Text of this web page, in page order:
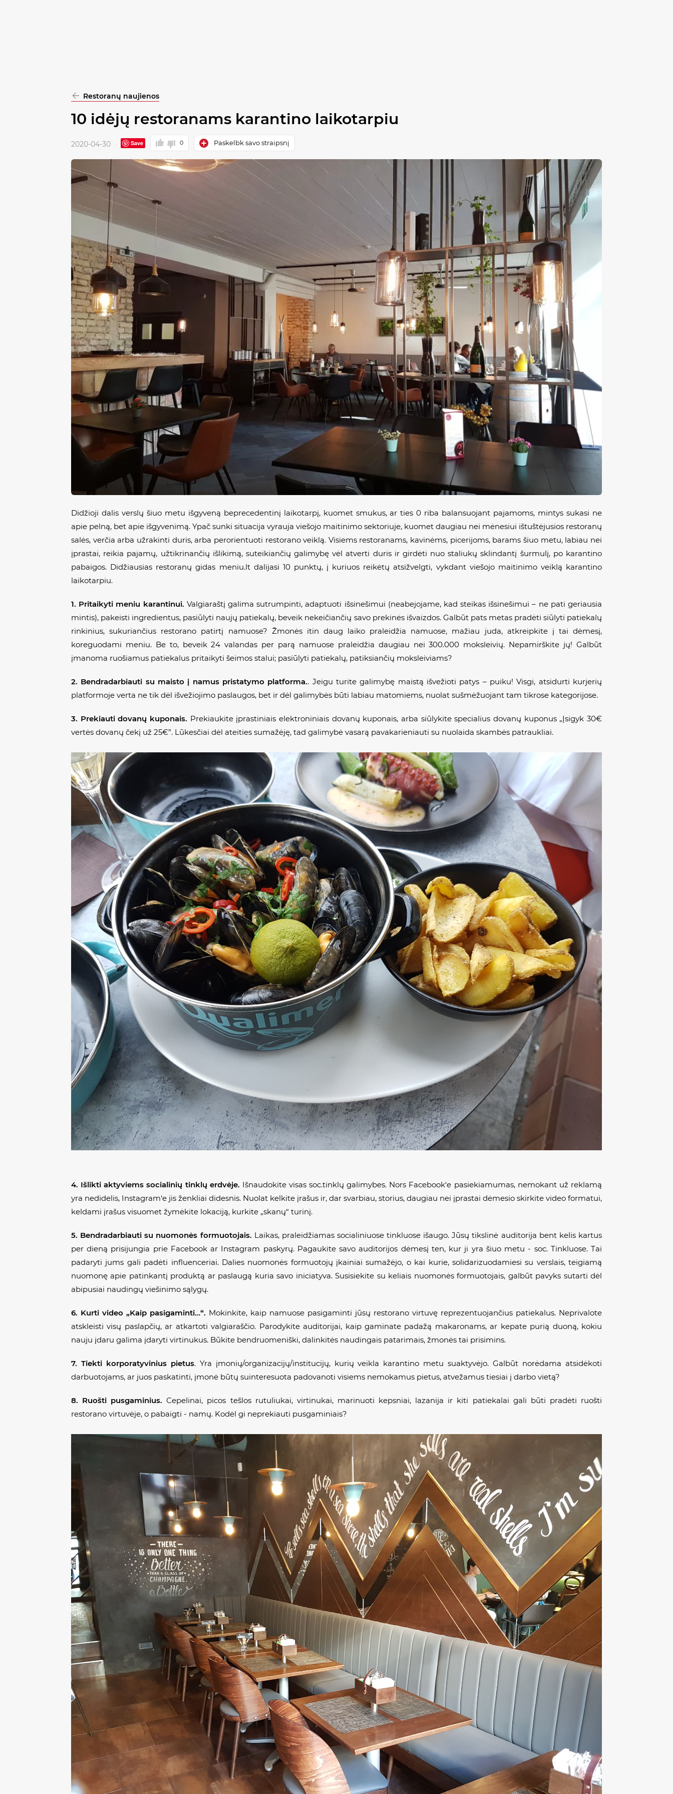
Restoranų naujienos
10 idėjų restoranams karantino laikotarpiu
2020-04-30 Save 0 Paskelbk savo straipsnį
Didžioji dalis verslų šiuo metu išgyveną beprecedentinį laikotarpį, kuomet smukus, ar ties 0 riba balansuojant pajamoms, mintys sukasi ne
apie pelną, bet apie išgyvenimą. Ypač sunki situacija vyrauja viešojo maitinimo sektoriuje, kuomet daugiau nei mėnesiui ištuštėjusios restoranų
salės, verčia arba užrakinti duris, arba perorientuoti restorano veiklą. Visiems restoranams, kavinėms, picerijoms, barams šiuo metu, labiau nei
įprastai, reikia pajamų, užtikrinančių išlikimą, suteikiančių galimybę vėl atverti duris ir girdėti nuo staliukų sklindantį šurmulį, po karantino
pabaigos. Didžiausias restoranų gidas meniu.lt dalijasi 10 punktų, į kuriuos reikėtų atsižvelgti, vykdant viešojo maitinimo veiklą karantino
laikotarpiu.
1. Pritaikyti meniu karantinui. Valgiaraštį galima sutrumpinti, adaptuoti išsinešimui (neabejojame, kad steikas išsinešimui – ne pati geriausia
mintis), pakeisti ingredientus, pasiūlyti naujų patiekalų, beveik nekeičiančių savo prekinės išvaizdos. Galbūt pats metas pradėti siūlyti patiekalų
rinkinius, sukuriančius restorano patirtį namuose? Žmonės itin daug laiko praleidžia namuose, mažiau juda, atkreipkite į tai dėmesį,
koreguodami meniu. Be to, beveik 24 valandas per parą namuose praleidžia daugiau nei 300.000 moksleivių. Nepamirškite jų! Galbūt
įmanoma ruošiamus patiekalus pritaikyti šeimos stalui; pasiūlyti patiekalų, patiksiančių moksleiviams?
2. Bendradarbiauti su maisto į namus pristatymo platforma.. Jeigu turite galimybę maistą išvežioti patys – puiku! Visgi, atsidurti kurjerių
platformoje verta ne tik dėl išvežiojimo paslaugos, bet ir dėl galimybės būti labiau matomiems, nuolat sušmėžuojant tam tikrose kategorijose.
3. Prekiauti dovanų kuponais. Prekiaukite įprastiniais elektroniniais dovanų kuponais, arba siūlykite specialius dovanų kuponus „Įsigyk 30€
vertės dovanų čekį už 25€”. Lūkesčiai dėl ateities sumažėję, tad galimybė vasarą pavakarieniauti su nuolaida skambės patraukliai.
4. Išlikti aktyviems socialinių tinklų erdvėje. Išnaudokite visas soc.tinklų galimybes. Nors Facebook‘e pasiekiamumas, nemokant už reklamą
yra nedidelis, Instagram‘e jis ženkliai didesnis. Nuolat kelkite įrašus ir, dar svarbiau, storius, daugiau nei įprastai dėmesio skirkite video formatui,
keldami įrašus visuomet žymėkite lokaciją, kurkite „skanų“ turinį.
5. Bendradarbiauti su nuomonės formuotojais. Laikas, praleidžiamas socialiniuose tinkluose išaugo. Jūsų tikslinė auditorija bent kelis kartus
per dieną prisijungia prie Facebook ar Instagram paskyrų. Pagaukite savo auditorijos dėmesį ten, kur ji yra šiuo metu - soc. Tinkluose. Tai
padaryti jums gali padėti influenceriai. Dalies nuomonės formuotojų įkainiai sumažėjo, o kai kurie, solidarizuodamiesi su verslais, teigiamą
nuomonę apie patinkantį produktą ar paslaugą kuria savo iniciatyva. Susisiekite su keliais nuomonės formuotojais, galbūt pavyks sutarti dėl
abipusiai naudingų viešinimo sąlygų.
6. Kurti video „Kaip pasigaminti…“. Mokinkite, kaip namuose pasigaminti jūsų restorano virtuvę reprezentuojančius patiekalus. Neprivalote
atskleisti visų paslapčių, ar atkartoti valgiaraščio. Parodykite auditorijai, kaip gaminate padažą makaronams, ar kepate purią duoną, kokiu
nauju įdaru galima įdaryti virtinukus. Būkite bendruomeniški, dalinkitės naudingais patarimais, žmonės tai prisimins.
7. Tiekti korporatyvinius pietus. Yra įmonių/organizacijų/institucijų, kurių veikla karantino metu suaktyvėjo. Galbūt norėdama atsidėkoti
darbuotojams, ar juos paskatinti, įmonė būtų suinteresuota padovanoti visiems nemokamus pietus, atvežamus tiesiai į darbo vietą?
8. Ruošti pusgaminius. Cepelinai, picos tešlos rutuliukai, virtinukai, marinuoti kepsniai, lazanija ir kiti patiekalai gali būti pradėti ruošti
restorano virtuvėje, o pabaigti - namų. Kodėl gi neprekiauti pusgaminiais?